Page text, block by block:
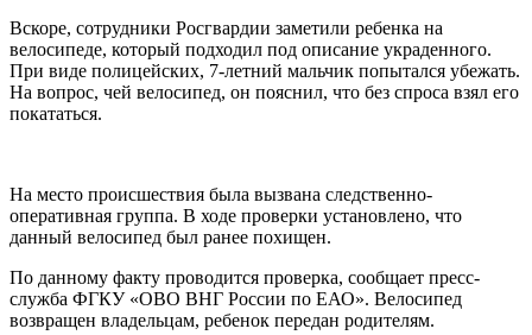
Вскоре, сотрудники Росгвардии заметили ребенка на
велосипеде, который подходил под описание украденного.
При виде полицейских, 7-летний мальчик попытался убежать.
На вопрос, чей велосипед, он пояснил, что без спроса взял его
покататься.
На место происшествия была вызвана следственно-
оперативная группа. В ходе проверки установлено, что
данный велосипед был ранее похищен.
По данному факту проводится проверка, сообщает пресс-
служба ФГКУ «ОВО ВНГ России по ЕАО». Велосипед
возвращен владельцам, ребенок передан родителям.